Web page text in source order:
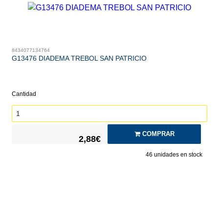
8434077134764
G13476 DIADEMA TREBOL SAN PATRICIO
Cantidad
2,88€
COMPRAR
46 unidades en stock